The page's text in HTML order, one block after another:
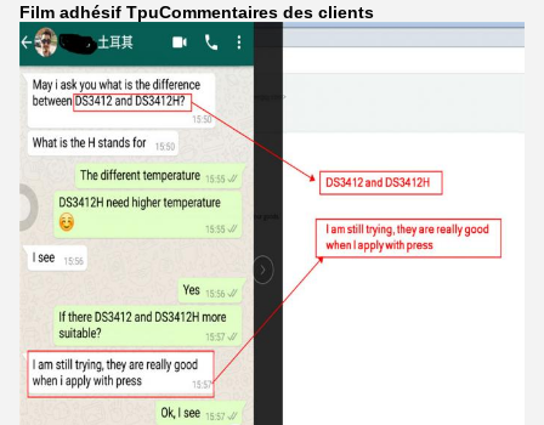
Film adhésif TpuCommentaires des clients